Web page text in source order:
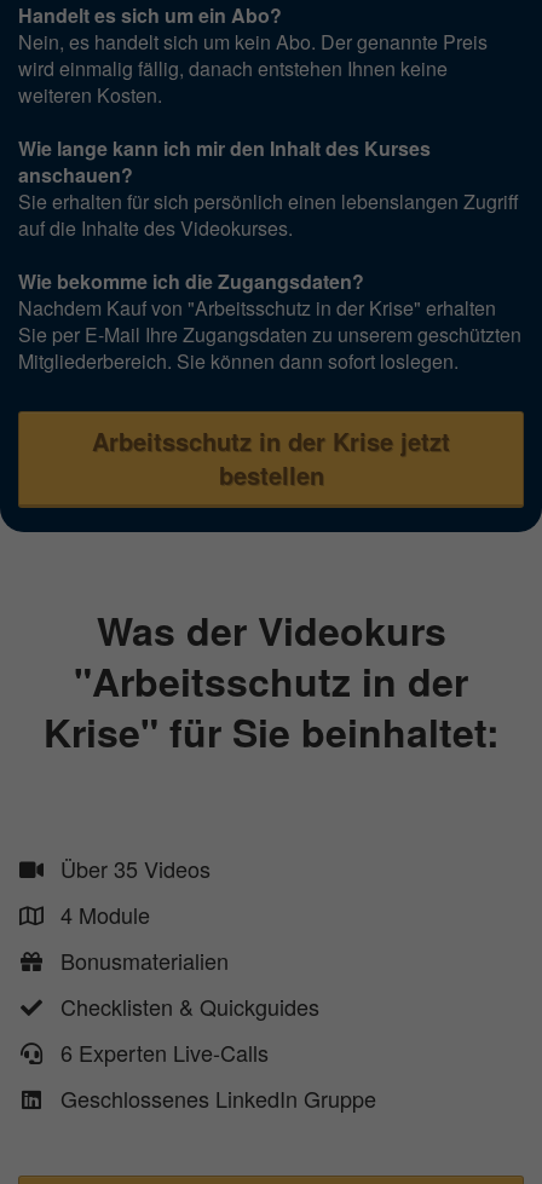
Handelt es sich um ein Abo?
Nein, es handelt sich um kein Abo. Der genannte Preis
wird einmalig fällig, danach entstehen Ihnen keine
weiteren Kosten.
Wie lange kann ich mir den Inhalt des Kurses
anschauen?
Sie erhalten für sich persönlich einen lebenslangen Zugriff
auf die Inhalte des Videokurses.
Wie bekomme ich die Zugangsdaten?
Nachdem Kauf von "Arbeitsschutz in der Krise" erhalten
Sie per E-Mail Ihre Zugangsdaten zu unserem geschützten
Mitgliederbereich. Sie können dann sofort loslegen.
Arbeitsschutz in der Krise jetzt
bestellen
Was der Videokurs
"Arbeitsschutz in der
Krise" für Sie beinhaltet:
Über 35 Videos
4 Module
​Bonusmaterialien
​​Checklisten & Quickguides
​6 Experten Live-Calls
​Geschlossenes LinkedIn Gruppe